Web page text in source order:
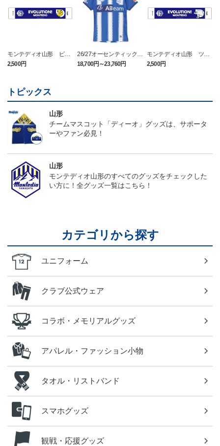
モンテディオ山形 ピカ
チュウ タオルマフラー
2,500円
26/27オーセンティックユ
ニフォーム半袖（FP1st）
18,700円～23,760円
モンテディオ山形 ツン
ベアー タオルマフラー
2,500円
トピックス
山形
チームマスコット「ディーオ」グッズは、サポータ
ーやファン必見！
山形
モンテディオ山形のすべてのグッズをチェックした
い方に！全グッズ一覧はこちら！
カテゴリから探す
ユニフォーム
クラブ公式ウェア
コラボ・メモリアルグッズ
アパレル・ファッション小物
タオル・リストバンド
スマホグッズ
観戦・応援グッズ